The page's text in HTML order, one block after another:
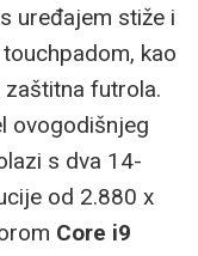
uređajem stiže i
kao
futrola.
ovogodišnjeg
s dva 14-
od 2.880 x
Core i9